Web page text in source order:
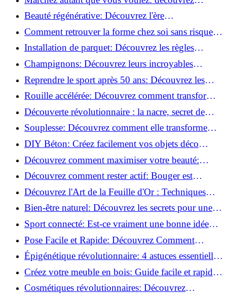
pourquoi c'est bénéfique!
Beauté régénérative: Découvrez l'ère
révolutionnaire de la cosmétique verte!
Comment retrouver la forme chez soi sans risque
de blessure: Techniques et conseils sûrs!
Installation de parquet: Découvrez les règles
essentielles à respecter!
Champignons: Découvrez leurs incroyables
pouvoirs antioxydants!
Reprendre le sport après 50 ans: Découvrez les
meilleures méthodes!
Rouille accélérée: Découvrez comment transformer
la corrosion en déco tendance!
Découverte révolutionnaire : la nacre, secret de
régénération inouï !
Souplesse: Découvrez comment elle transforme
votre performance sportive!
DIY Béton: Créez facilement vos objets déco
tendance!
Découvrez comment maximiser votre beauté:
Astuces et secrets révélés!
Découvrez comment rester actif: Bouger est
toujours possible!
Découvrez l'Art de la Feuille d'Or : Techniques
Incontournables pour Réussir!
Bien-être naturel: Découvrez les secrets pour une
vie saine!
Sport connecté: Est-ce vraiment une bonne idée
pour vous?
Pose Facile et Rapide: Découvrez Comment
Monter des Carreaux de Béton Cellulaire!
Épigénétique révolutionnaire: 4 astuces essentielles
pour transformer votre bien-être!
Créez votre meuble en bois: Guide facile et rapide
pour débutants!
Cosmétiques révolutionnaires: Découvrez